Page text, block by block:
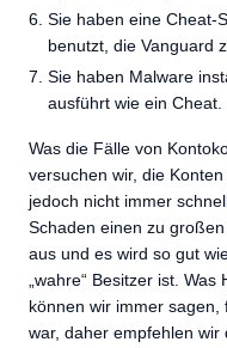
Sie haben eine Cheat-
benutzt, die Vanguard
Sie haben Malware
ausführt wie ein Cheat.
Was die Fälle von
versuchen wir, die
jedoch nicht immer
Schaden einen zu
aus und es wird so gut
„wahre“ Besitzer ist.
können wir immer
war, daher empfehlen wir